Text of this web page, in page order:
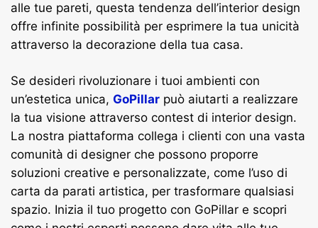
alle tue pareti, questa tendenza dell’interior design
offre infinite possibilità per esprimere la tua unicità
attraverso la decorazione della tua casa.
Se desideri rivoluzionare i tuoi ambienti con
un’estetica unica, GoPillar può aiutarti a realizzare
la tua visione attraverso contest di interior design.
La nostra piattaforma collega i clienti con una vasta
comunità di designer che possono proporre
soluzioni creative e personalizzate, come l’uso di
carta da parati artistica, per trasformare qualsiasi
spazio. Inizia il tuo progetto con GoPillar e scopri